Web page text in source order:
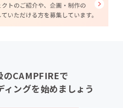
のCAMPFIREで
ィングを始めましょう